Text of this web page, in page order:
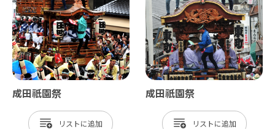
成田祇園祭
リスト
成田祇園祭
リスト